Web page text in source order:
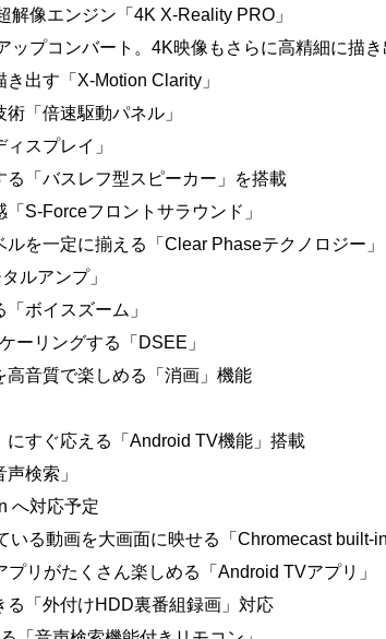
像エンジン「4K X-Reality PRO」
ップコンバート。4K映像もさらに高精細に描き
出す「X-Motion Clarity」
「倍速駆動パネル」
スプレイ」
「バスレフ型スピーカー」を搭載
S-Forceフロントサラウンド」
を一定に揃える「Clear Phaseテクノロジー」
ルアンプ」
ボイスズーム」
ーリングする「DSEE」
音質で楽しめる「消画」機能
すぐ応える「Android TV機能」搭載
検索」
へ対応予定
る動画を大画面に映せる「Chromecast built-in
リがたくさん楽しめる「Android TVアプリ」
「外付けHDD裏番組録画」対応